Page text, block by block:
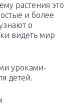
растения это
и более
о
видеть мир
уроками-
детей.